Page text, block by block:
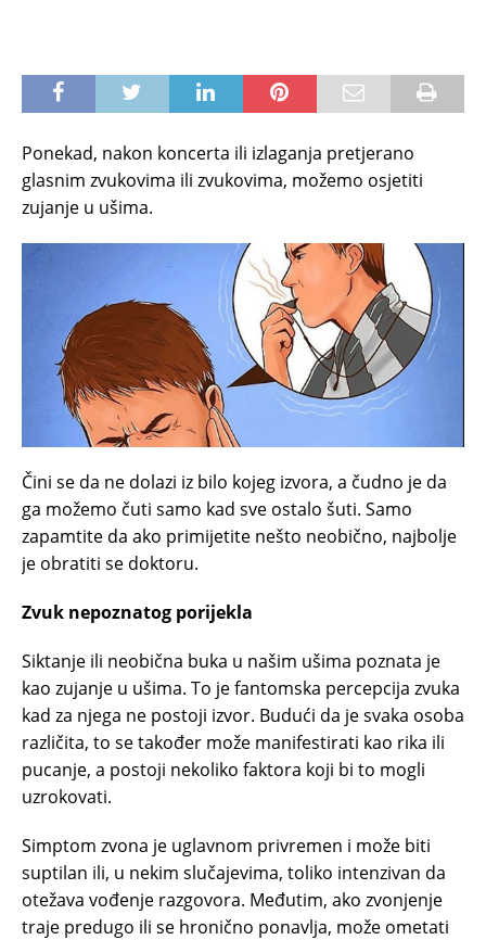
Ponekad, nakon koncerta ili izlaganja pretjerano
glasnim zvukovima ili zvukovima, možemo osjetiti
zujanje u ušima.
Čini se da ne dolazi iz bilo kojeg izvora, a čudno je da
ga možemo čuti samo kad sve ostalo šuti. Samo
zapamtite da ako primijetite nešto neobično, najbolje
je obratiti se doktoru.
Zvuk nepoznatog porijekla
Siktanje ili neobična buka u našim ušima poznata je
kao zujanje u ušima. To je fantomska percepcija zvuka
kad za njega ne postoji izvor. Budući da je svaka osoba
različita, to se također može manifestirati kao rika ili
pucanje, a postoji nekoliko faktora koji bi to mogli
uzrokovati.
Simptom zvona je uglavnom privremen i može biti
suptilan ili, u nekim slučajevima, toliko intenzivan da
otežava vođenje razgovora. Međutim, ako zvonjenje
traje predugo ili se hronično ponavlja, može ometati